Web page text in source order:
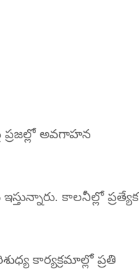
ప్రజల్లో అవగాహన
కాలనీల్లో ప్రత్యేక
కార్యక్రమాల్లో ప్రతి